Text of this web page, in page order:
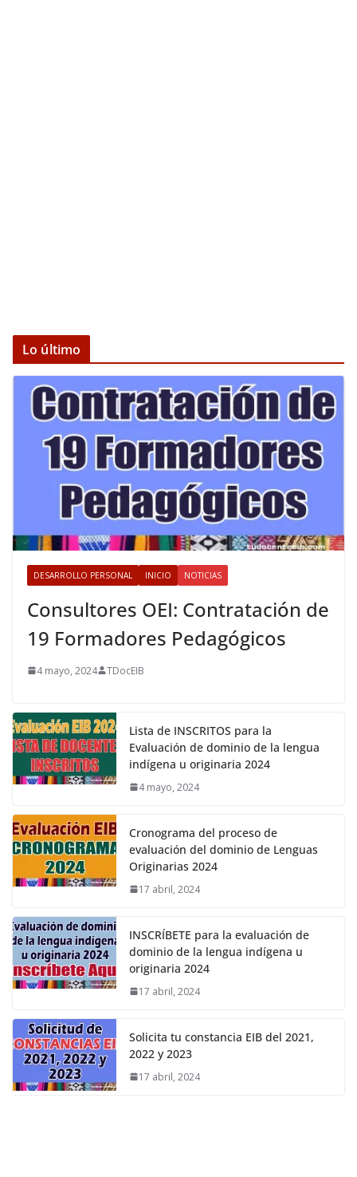
Lo último
DESARROLLO PERSONAL INICIO NOTICIAS
Consultores OEI: Contratación de
19 Formadores Pedagógicos
4 mayo, 2024 TDocEIB
Lista de INSCRITOS para la
Evaluación de dominio de la lengua
indígena u originaria 2024
4 mayo, 2024
Cronograma del proceso de
evaluación del dominio de Lenguas
Originarias 2024
17 abril, 2024
INSCRÍBETE para la evaluación de
dominio de la lengua indígena u
originaria 2024
17 abril, 2024
Solicita tu constancia EIB del 2021,
2022 y 2023
17 abril, 2024